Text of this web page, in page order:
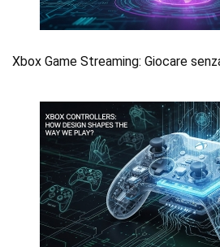
Xbox Game Streaming: Giocare